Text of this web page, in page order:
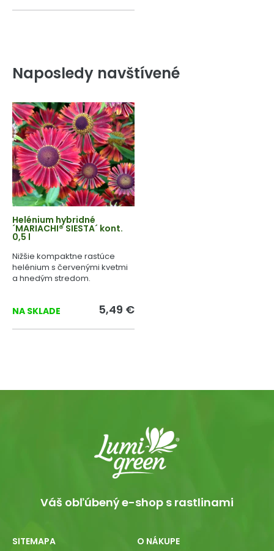
Naposledy navštívené
Helénium hybridné
´MARIACHI® SIESTA´ kont.
0,5 l
Nižšie kompaktne rastúce
helénium s červenými kvetmi
a hnedým stredom.
NA SKLADE 5,49 €
Váš obľúbený e-shop s rastlinami
SITEMAPA O NÁKUPE